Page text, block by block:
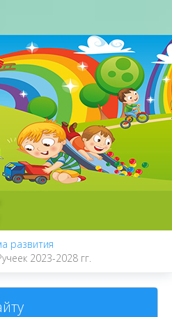
развития
2023-2028 гг.